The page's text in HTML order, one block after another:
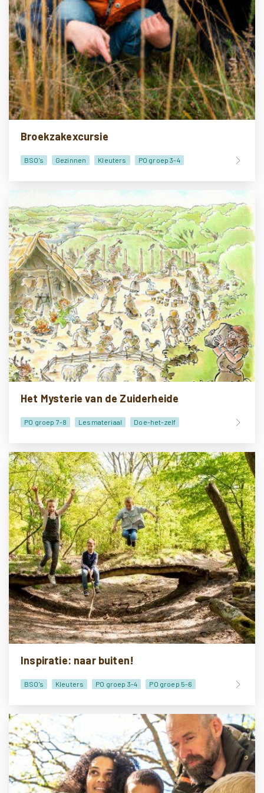
Broekzakexcursie
BSO's Gezinnen Kleuters
PO groep 3-4
Het Mysterie van de Zuiderheide
PO groep 7-8 Lesmateriaal Doe-het-zelf
Inspiratie: naar buiten!
BSO's Kleuters PO groep 3-4
PO groep 5-6